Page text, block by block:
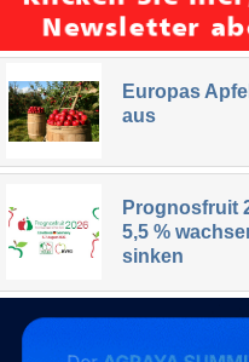
Europas
aus
Prognosfruit
5,5 %
sinken